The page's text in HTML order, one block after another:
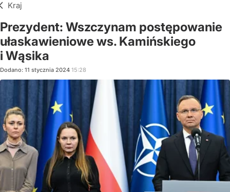
Kraj
Prezydent: Wszczynam postępowanie
ułaskawieniowe ws. Kamińskiego
i Wąsika
Dodano: 11 stycznia 2024 15:28